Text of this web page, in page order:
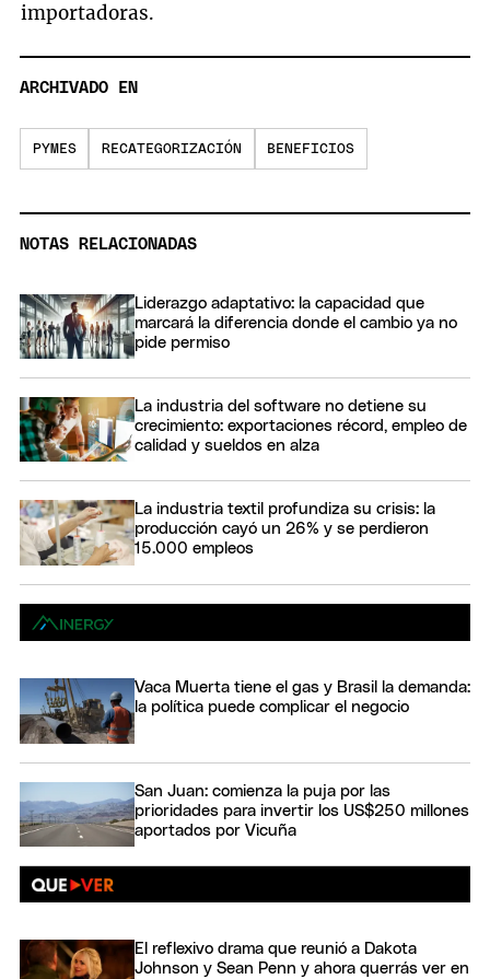
importadoras.
ARCHIVADO EN
PYMES RECATEGORIZACIÓN BENEFICIOS
NOTAS RELACIONADAS
Liderazgo adaptativo: la capacidad que
marcará la diferencia donde el cambio ya no
pide permiso
La industria del software no detiene su
crecimiento: exportaciones récord, empleo de
calidad y sueldos en alza
La industria textil profundiza su crisis: la
producción cayó un 26% y se perdieron
15.000 empleos
Vaca Muerta tiene el gas y Brasil la demanda:
la política puede complicar el negocio
San Juan: comienza la puja por las
prioridades para invertir los US$250 millones
aportados por Vicuña
El reflexivo drama que reunió a Dakota
Johnson y Sean Penn y ahora querrás ver en